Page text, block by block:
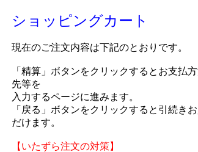
ショッピングカート
現在のご注文内容は下記のとおりです。
「精算」ボタンをクリックするとお支払
先等を
入力するページに進みます。
「戻る」ボタンをクリックすると引続き
だけます。
【いたずら注文の対策】